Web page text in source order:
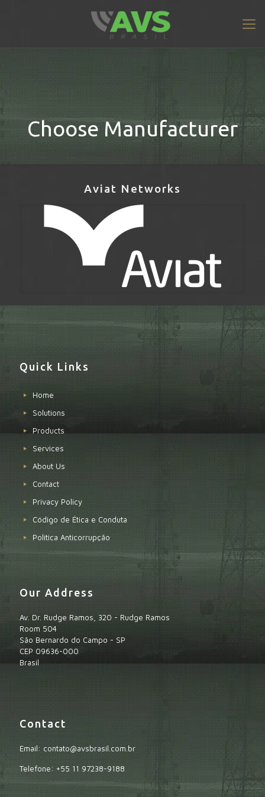
Choose Manufacturer
Aviat Networks
Quick Links
Home
Solutions
Products
Services
About Us
Contact
Privacy Policy
Código de Ética e Conduta
Política Anticorrupção
Our Address
Av. Dr. Rudge Ramos, 320 - Rudge Ramos
Room 504
São Bernardo do Campo - SP
CEP 09636-000
Brasil
Contact
Email: contato@avsbrasil.com.br
Telefone: +55 11 97238-9188